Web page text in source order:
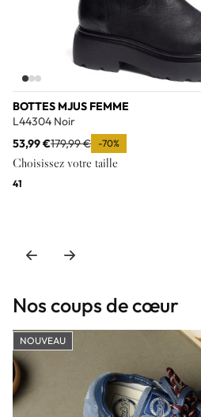
BOTTES MJUS FEMME
L44304 Noir
53,99 €179,99 € -70%
Choisissez votre taille
41
Nos coups de cœur
NOUVEAU